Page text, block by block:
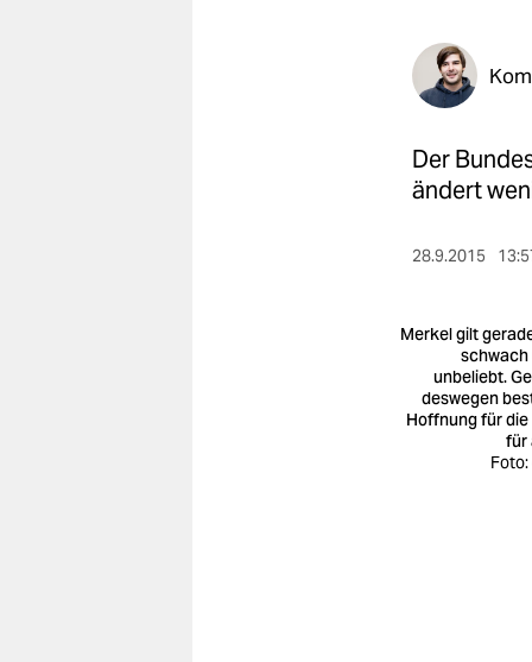
Der
ändert
28.9.2015
Merkel gilt
schwach
unbeliebt.
deswegen
Hoffnung für die
für